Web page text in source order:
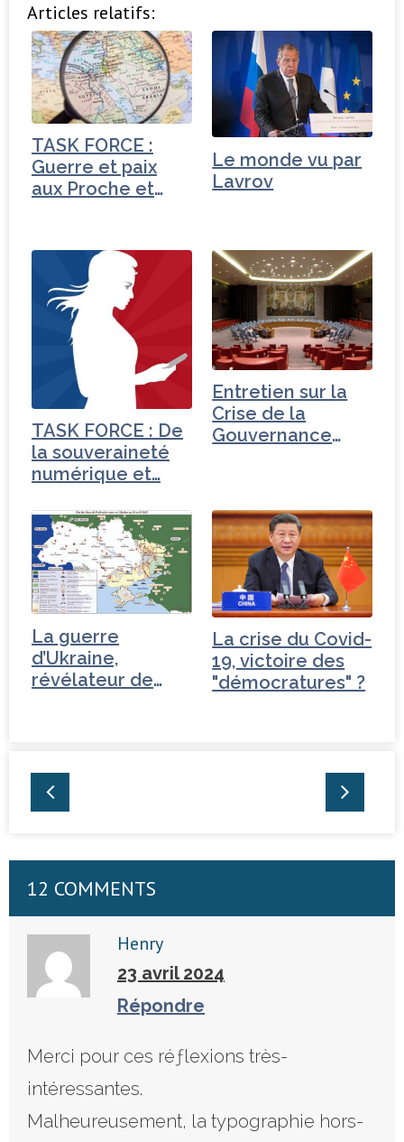
c
e
b
o
o
k
it
t
e
r
k
e
dI
n
ta
g
e
r
Articles relatifs:
TASK FORCE :
Guerre et paix
aux Proche et
Le monde vu par
Lavrov
TASK FORCE : De
la souveraineté
numérique et…
Entretien sur la
Crise de la
Gouvernance
La guerre
d’Ukraine,
révélateur de
La crise du Covid-
19, victoire des
"démocratures" ?
12 COMMENTS
Henry
23 avril 2024
Répondre
Merci pour ces réƒlexions très-
intéressantes.
Malheureusement, la typographie hors-